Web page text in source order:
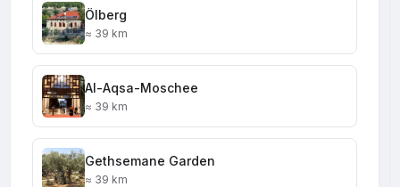
Ölberg
≈ 39 km
Al-Aqsa-Moschee
≈ 39 km
Gethsemane Garden
≈ 39 km